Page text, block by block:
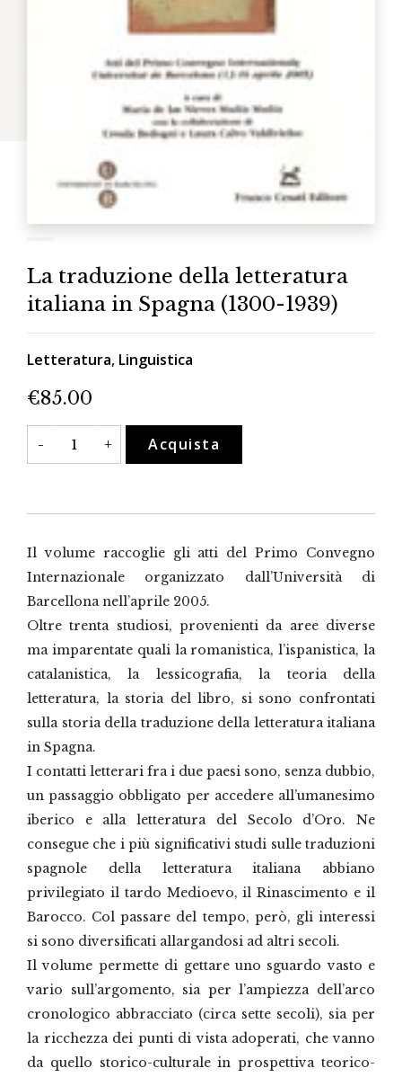
La traduzione della letteratura
italiana in Spagna (1300-1939)
Letteratura, Linguistica
€85.00
-
La
traduzione
della
Spagna
1939)
quantità
+ Acquista
Il volume raccoglie gli atti del Primo Convegno
Internazionale organizzato dall’Università di
Barcellona nell’aprile 2005.
Oltre trenta studiosi, provenienti da aree diverse
ma imparentate quali la romanistica, l’ispanistica, la
catalanistica, la lessicografia, la teoria della
letteratura, la storia del libro, si sono confrontati
sulla storia della traduzione della letteratura italiana
in Spagna.
I contatti letterari fra i due paesi sono, senza dubbio,
un passaggio obbligato per accedere all’umanesimo
iberico e alla letteratura del Secolo d’Oro. Ne
consegue che i più significativi studi sulle traduzioni
spagnole della letteratura italiana abbiano
privilegiato il tardo Medioevo, il Rinascimento e il
Barocco. Col passare del tempo, però, gli interessi
si sono diversificati allargandosi ad altri secoli.
Il volume permette di gettare uno sguardo vasto e
vario sull’argomento, sia per l’ampiezza dell’arco
cronologico abbracciato (circa sette secoli), sia per
la ricchezza dei punti di vista adoperati, che vanno
da quello storico-culturale in prospettiva teorico-